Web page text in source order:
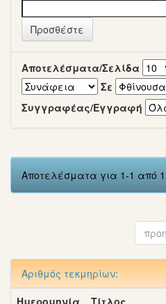
Αποτελέσματα/Σελίδα
Σε
Συγγραφέας/Εγγραφή
Αποτελέσματα για 1-1 από
Αριθμός τεκμηρίων:
Ημερομηνία
Τίτλος